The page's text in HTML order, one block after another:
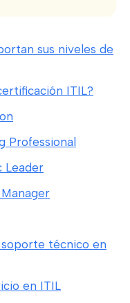
sus niveles de
ITIL?
Professional
Leader
soporte técnico en
en ITIL